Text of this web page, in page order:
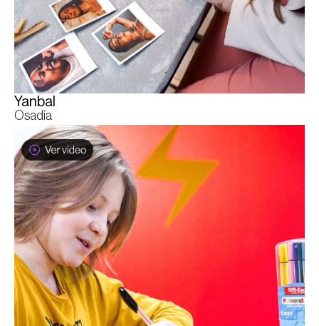
Yanbal
Osadía